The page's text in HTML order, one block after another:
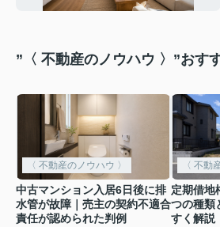
”〈 不動産のノウハウ 〉”おす
〈 不動産のノウハウ 〉
中古マンション入居6日後に排
水管が故障｜売主の契約不適合
責任が認められた判例
〈 不動
定期借地
つの種類
すく解説